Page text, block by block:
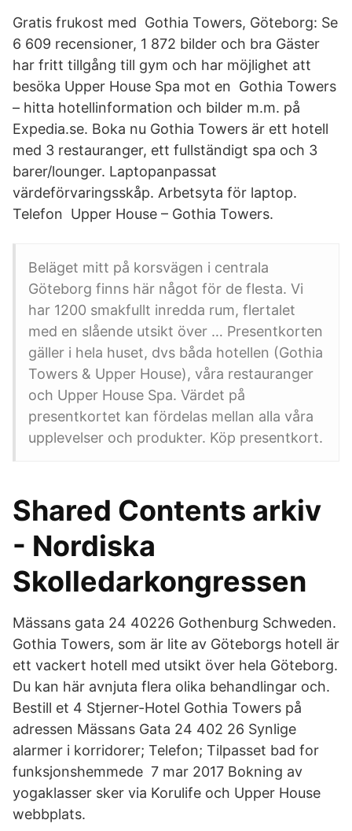
Gratis frukost med Gothia Towers, Göteborg: Se
6 609 recensioner, 1 872 bilder och bra Gäster
har fritt tillgång till gym och har möjlighet att
besöka Upper House Spa mot en Gothia Towers
– hitta hotellinformation och bilder m.m. på
Expedia.se. Boka nu Gothia Towers är ett hotell
med 3 restauranger, ett fullständigt spa och 3
barer/lounger. Laptopanpassat
värdeförvaringsskåp. Arbetsyta för laptop.
Telefon Upper House – Gothia Towers.
Beläget mitt på korsvägen i centrala
Göteborg finns här något för de flesta. Vi
har 1200 smakfullt inredda rum, flertalet
med en slående utsikt över … Presentkorten
gäller i hela huset, dvs båda hotellen (Gothia
Towers & Upper House), våra restauranger
och Upper House Spa. Värdet på
presentkortet kan fördelas mellan alla våra
upplevelser och produkter. Köp presentkort.
Shared Contents arkiv
- Nordiska
Skolledarkongressen
Mässans gata 24 40226 Gothenburg Schweden.
Gothia Towers, som är lite av Göteborgs hotell är
ett vackert hotell med utsikt över hela Göteborg.
Du kan här avnjuta flera olika behandlingar och.
Bestill et 4 Stjerner-Hotel Gothia Towers på
adressen Mässans Gata 24 402 26 Synlige
alarmer i korridorer; Telefon; Tilpasset bad for
funksjonshemmede 7 mar 2017 Bokning av
yogaklasser sker via Korulife och Upper House
webbplats.